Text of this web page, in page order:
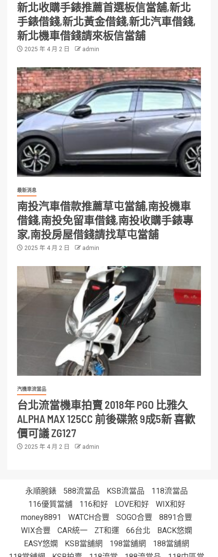
新北收購手錶推薦首選板信當舖,新北
手錶借錢,新北黃金借錢,新北汽車借錢,
新北機車借錢請來板信當舖
2025 年 4 月 2 日 admin
最新消息
南投汽車借款推薦草屯當舖,南投機車
借錢,南投免留車借錢,南投收購手錶專
家,南投房屋借錢請找草屯當舖
2025 年 4 月 2 日 admin
汽機車流當品
台北流當機車拍賣 2018年 PGO 比雅久
ALPHA MAX 125CC 前後碟煞 9成5新 喜歡
價可議 ZG127
2025 年 4 月 2 日 admin
永順腕錶 588流當品 KSB流當品
118流當品
116優質當舖
116和好 LOVE和好
WIX和好
money8891
WATCH合豐 SOGO合豐
8891合豐
WIX合豐
CAR統一 ZT和運 66台北
BACK悠嫻
EASY悠嫻
KSB當舖網 198當舖網
188當舖網